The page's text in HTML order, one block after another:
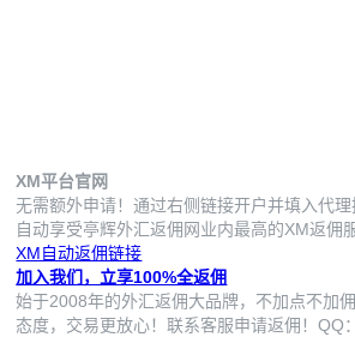
XM平台官网
无需额外申请！通过右侧链接开户并填入代
自动享受亭辉外汇返佣网业内最高的XM返佣
XM自动返佣链接
加入我们，立享100%全返佣
始于2008年的外汇返佣大品牌，不加点不加
态度，交易更放心！联系客服申请返佣！QQ